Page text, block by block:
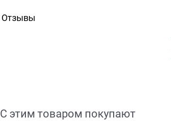
Отзывы
С этим товаром покупают